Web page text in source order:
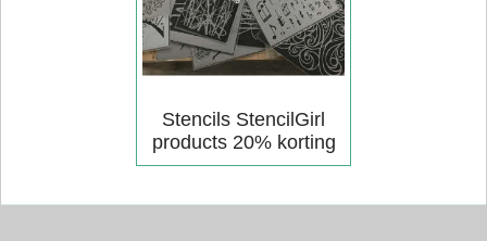
Stencils StencilGirl
products 20% korting